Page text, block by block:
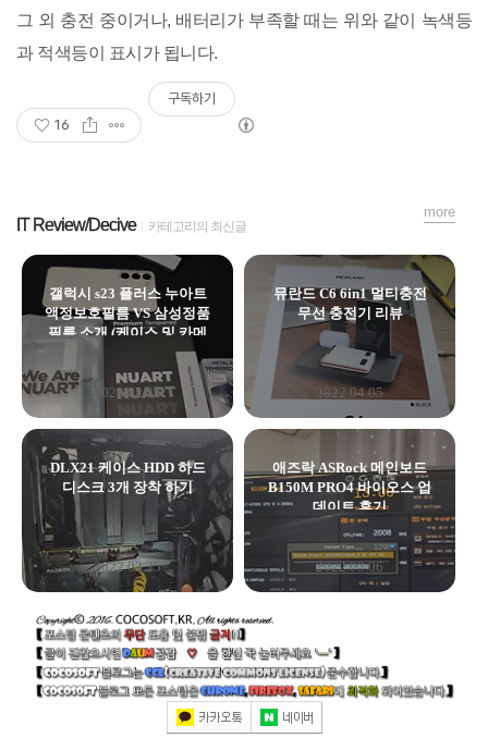
그 외 충전 중이거나, 배터리가 부족할 때는 위와 같이 녹색등
과 적색등이 표시가 됩니다.
16
구독하기
IT Review/Decive 카테고리의 최신글
갤럭시 s23 플러스 누아트
액정보호필름 VS 삼성정품
필름 소개 (케이스 및 카메
2023.02.28
뮤란드 C6 6in1 멀티충전
무선 충전기 리뷰
2022.04.05
DLX21 케이스 HDD 하드
디스크 3개 장착 하기
2022.03.25
애즈락 ASRock 메인보드
B150M PRO4 바이오스 업
데이트 후기
2022.03.06
more